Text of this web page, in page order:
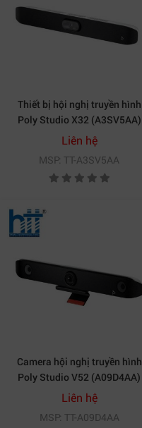
Thiết bị hội nghị truyền hình
Poly Studio X32 (A3SV5AA)
Liên hệ
MSP: TT-A3SV5AA
Camera hội nghị truyền hình
Poly Studio V52 (A09D4AA)
Liên hệ
MSP: TT-A09D4AA